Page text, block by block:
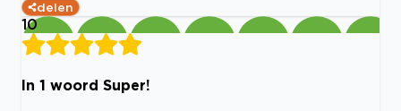
delen
10
In 1 woord Super!